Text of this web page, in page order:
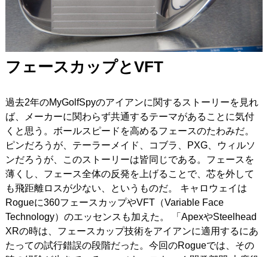
フェースカップとVFT
過去2年のMyGolfSpyのアイアンに関するストーリーを見れ
ば、メーカーに関わらず共通するテーマがあることに気付
くと思う。ボールスピードを高めるフェースのたわみだ。
ピンだろうが、テーラーメイド、コブラ、PXG、ウィルソ
ンだろうが、このストーリーは皆同じである。フェースを
薄くし、フェース全体の反発を上げることで、芯を外して
も飛距離ロスが少ない、というものだ。 キャロウェイは
Rogueに360フェースカップやVFT（Variable Face
Technology）のエッセンスも加えた。 「ApexやSteelhead
XRの時は、フェースカップ技術をアイアンに適用するにあ
たっての試行錯誤の段階だった。今回のRogueでは、その